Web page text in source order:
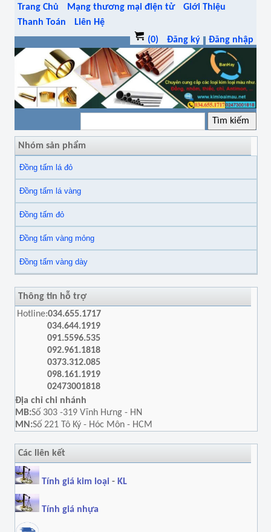
Trang Chủ Mạng thương mại điện tử
Giới Thiệu
Thanh Toán
Liên Hệ
(0)
Đăng ký Đăng nhập
Nhóm sản phẩm
Đồng tấm lá đỏ
Đồng tấm lá vàng
Đồng tấm đỏ
Đồng tấm vàng mỏng
Đồng tấm vàng dày
Thông tin hỗ trợ
Hotline:034.655.1717
034.644.1919
091.5596.535
092.961.1818
0373.312.085
098.161.1919
02473001818
Địa chỉ chi nhánh
MB:Số 303 -319 Vĩnh Hưng - HN
MN:Số 221 Tô Ký - Hóc Môn - HCM
Các liên kết
Tính giá kim loại - KL
Tính giá nhựa